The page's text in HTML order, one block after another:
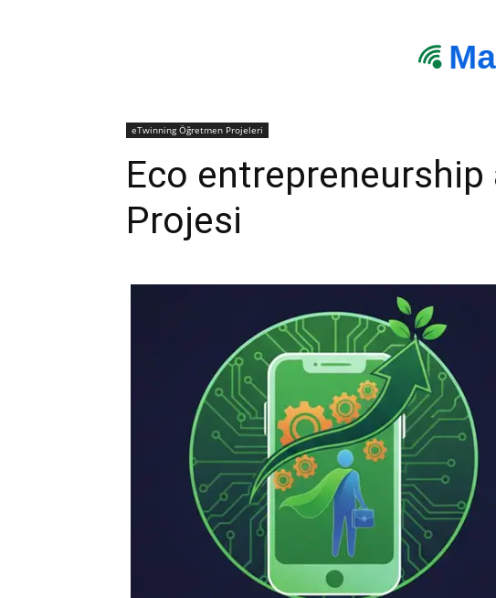
eTwinning Öğretmen Projeleri
Eco entrepreneurship
Projesi